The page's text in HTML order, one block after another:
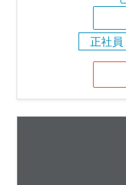
正社員